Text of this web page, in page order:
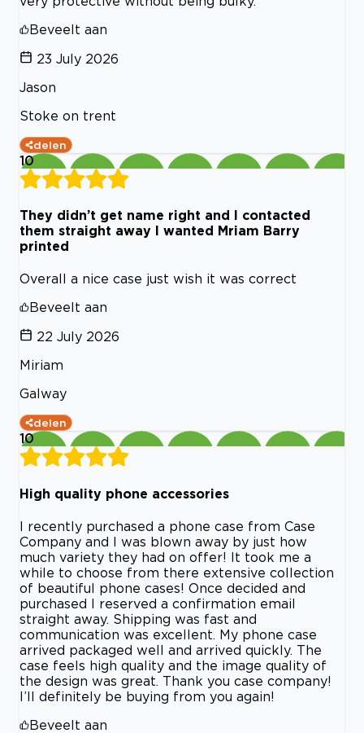
Beveelt aan
23 July 2026
Jason
Stoke on trent
delen
10
They didn’t get name right and I contacted
them straight away I wanted Mriam Barry
printed
Overall a nice case just wish it was correct
Beveelt aan
22 July 2026
Miriam
Galway
delen
10
High quality phone accessories
I recently purchased a phone case from Case
Company and I was blown away by just how
much variety they had on offer! It took me a
while to choose from there extensive collection
of beautiful phone cases! Once decided and
purchased I reserved a confirmation email
straight away. Shipping was fast and
communication was excellent. My phone case
arrived packaged well and arrived quickly. The
case feels high quality and the image quality of
the design was great. Thank you case company!
I’ll definitely be buying from you again!
Beveelt aan